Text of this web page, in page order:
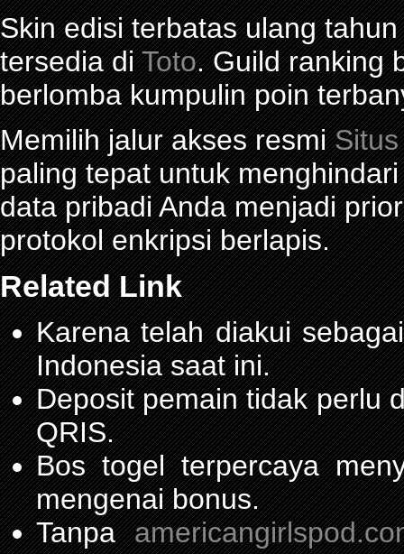
Skin edisi terbatas ulang
tersedia diToto. Guild ranking
berlomba kumpulin poin
Memilih jalur akses resmi
paling tepat untuk
data pribadi Anda menjadi
protokol enkripsi berlapis.
Related Link
Karena telah diakui
Indonesia saat ini.
Deposit pemain tidak perlu
QRIS.
Bos togel terpercaya
mengenai bonus.
Tanpa